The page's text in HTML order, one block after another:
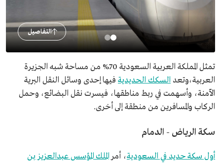
التفاصيل
تمثل المملكة العربية السعودية 70% من مساحة شبه الجزيرة
العربية،وتعد السكك الحديدية فيها إحدى وسائل النقل البرية
الآمنة، وأسهمت في ربط مناطقها، فيسرت نقل البضائع، وحمل
الركاب والمسافرين من منطقة إلى أخرى.
سكة الرياض - الدمام
أول سكة حديد في السعودية، أمر الملك المؤسس عبدالعزيز بن